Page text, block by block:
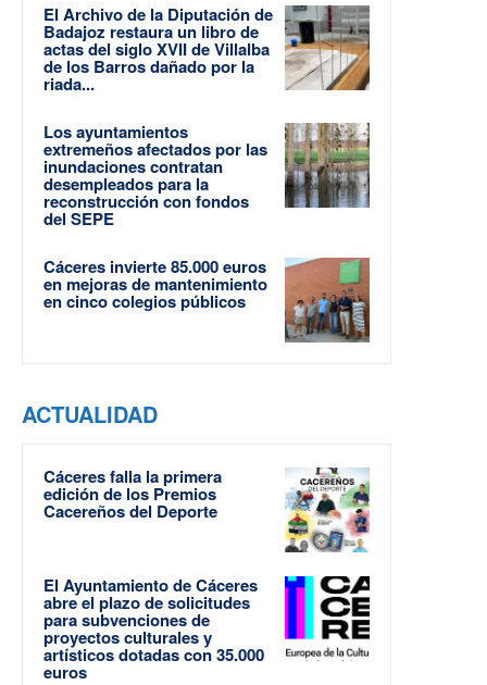
El Archivo de la Diputación de
Badajoz restaura un libro de
actas del siglo XVII de Villalba
de los Barros dañado por la
riada...
Los ayuntamientos
extremeños afectados por las
inundaciones contratan
desempleados para la
reconstrucción con fondos
del SEPE
Cáceres invierte 85.000 euros
en mejoras de mantenimiento
en cinco colegios públicos
ACTUALIDAD
Cáceres falla la primera
edición de los Premios
Cacereños del Deporte
El Ayuntamiento de Cáceres
abre el plazo de solicitudes
para subvenciones de
proyectos culturales y
artísticos dotadas con 35.000
euros